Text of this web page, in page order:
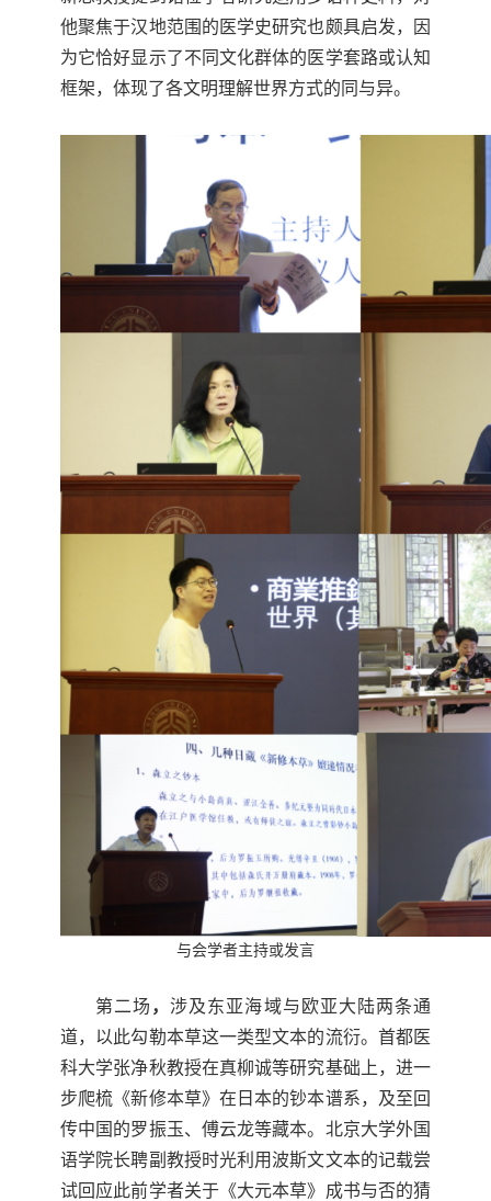
他聚焦于汉地范围的医学史研究也颇具启发，因
为它恰好显示了不同文化群体的医学套路或认知
框架，体现了各文明理解世界方式的同与异。
与会学者主持或发言
第二场 ，涉及东亚海域与欧亚大陆两条通
道，以此勾勒本草这一类型文本的流衍。首都医
科大学张净秋教授在真柳诚等研究基础上，进一
步爬梳《新修本草》在日本的钞本谱系，及至回
传中国的罗振玉、傅云龙等藏本。北京大学外国
语学院长聘副教授时光利用波斯文文本的记载尝
试回应此前学者关于《大元本草》成书与否的猜